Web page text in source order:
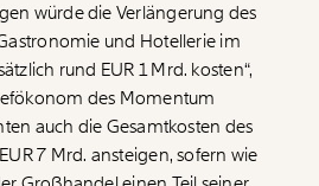
würde die Verlängerung des
und Hotellerie im
rund EUR 1 Mrd. kosten“,
des Momentum
auch die Gesamtkosten des
7 Mrd. ansteigen, sofern wie